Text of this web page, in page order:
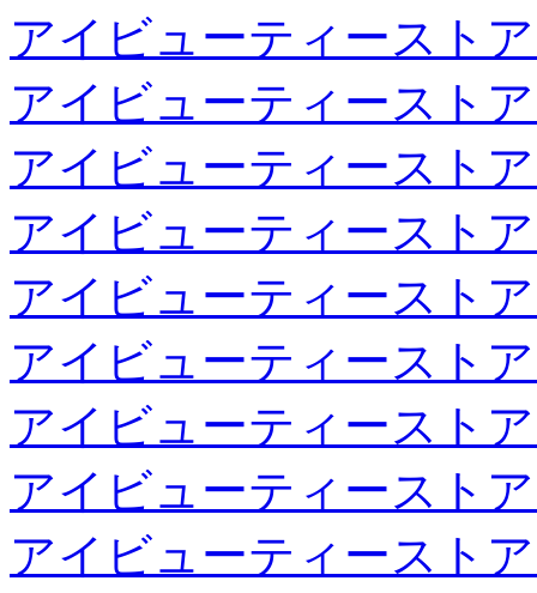
アイビューティースト
アイビューティースト
アイビューティースト
アイビューティースト
アイビューティースト
アイビューティースト
アイビューティースト
アイビューティースト
アイビューティースト